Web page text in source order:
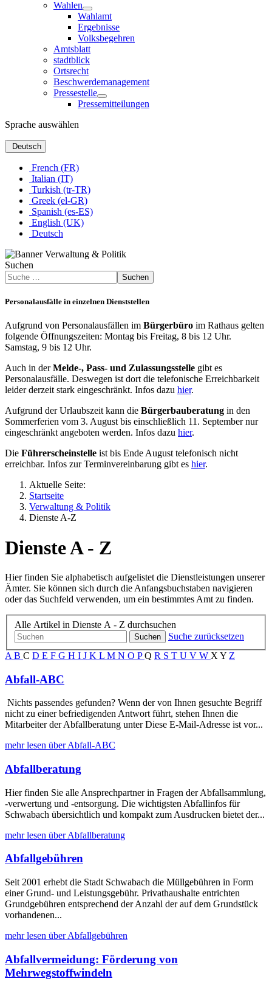
Wahlen
Wahlamt
Ergebnisse
Volksbegehren
Amtsblatt
stadtblick
Ortsrecht
Beschwerdemanagement
Pressestelle
Pressemitteilungen
Sprache auswählen
Deutsch
French (FR)
Italian (IT)
Turkish (tr-TR)
Greek (el-GR)
Spanish (es-ES)
English (UK)
Deutsch
Suchen
Suchen
Personalausfälle in einzelnen Dienststellen
Aufgrund von Personalausfällen im Bürgerbüro im Rathaus gelten
folgende Öffnungszeiten: Montag bis Freitag, 8 bis 12 Uhr.
Samstag, 9 bis 12 Uhr.
Auch in derMelde-, Pass- und Zulassungsstelle gibt es
Personalausfälle. Deswegen ist dort die telefonische Erreichbarkeit
leider derzeit stark eingeschränkt. Infos dazu hier.
Aufgrund der Urlaubszeit kann die Bürgerbauberatung in den
Sommerferien vom 3. August bis einschließlich 11. September nur
eingeschränkt angeboten werden. Infos dazu hier.
Die Führerscheinstelle ist bis Ende August telefonisch nicht
erreichbar. Infos zur Terminvereinbarung gibt es hier.
Aktuelle Seite:
Startseite
Verwaltung & Politik
Dienste A-Z
Dienste A - Z
Hier finden Sie alphabetisch aufgelistet die Dienstleistungen unserer
Ämter. Sie können sich durch die Anfangsbuchstaben navigieren
oder das Suchfeld verwenden, um ein bestimmtes Amt zu finden.
Alle Artikel in Dienste A - Z durchsuchen
Suchen
Suche zurücksetzen
A B C D E F G H I J K L M N O P Q R S T U V W X Y Z
Abfall-ABC
Nichts passendes gefunden? Wenn der von Ihnen gesuchte Begriff
nicht zu einer befriedigenden Antwort führt, stehen Ihnen die
Mitarbeiter der Abfallberatung unter Diese E-Mail-Adresse ist vor...
mehr lesen über Abfall-ABC
Abfallberatung
Hier finden Sie alle Ansprechpartner in Fragen der Abfallsammlung,
-verwertung und -entsorgung. Die wichtigsten Abfallinfos für
Schwabach übersichtlich und kompakt zum Ausdrucken bietet der...
mehr lesen über Abfallberatung
Abfallgebühren
Seit 2001 erhebt die Stadt Schwabach die Müllgebühren in Form
einer Grund- und Leistungsgebühr. Privathaushalte entrichten
Grundgebühren entsprechend der Anzahl der auf dem Grundstück
vorhandenen...
mehr lesen über Abfallgebühren
Abfallvermeidung: Förderung von
Mehrwegstoffwindeln